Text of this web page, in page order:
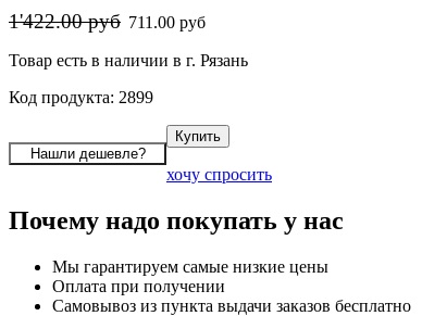
1'422.00 руб 711.00 руб
Товар есть в наличии в г. Рязань
Код продукта: 2899
хочу спросить
Почему надо покупать у нас
Мы гарантируем самые низкие цены
Оплата при получении
Самовывоз из пункта выдачи заказов бесплатно